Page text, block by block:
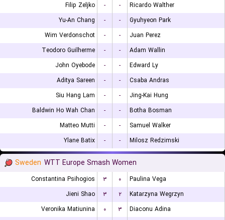
Filip Zeljko
- -
Ricardo Walther
Yu-An Chang
- -
Gyuhyeon Park
Wim Verdonschot
- -
Juan Perez
Teodoro Guilherme
- -
Adam Wallin
John Oyebode
- -
Edward Ly
Aditya Sareen
- -
Csaba Andras
Siu Hang Lam
- -
Jing-Kai Hung
Baldwin Ho Wah Chan
- -
Botha Bosman
Matteo Mutti
- -
Samuel Walker
Ylane Batix
- - Milosz Redzimski
Sweden WTT Europe Smash Women
Constantina Psihogios ۳ ۰
Paulina Vega
Jieni Shao
۳ ۲
Katarzyna Wegrzyn
Veronika Matiunina
۰ ۳
Diaconu Adina